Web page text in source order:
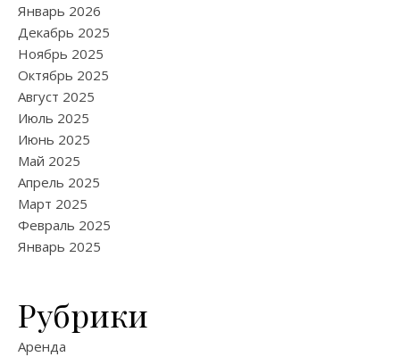
Январь 2026
Декабрь 2025
Ноябрь 2025
Октябрь 2025
Август 2025
Июль 2025
Июнь 2025
Май 2025
Апрель 2025
Март 2025
Февраль 2025
Январь 2025
Рубрики
Аренда